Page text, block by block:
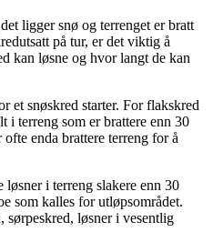
ligger snø og terrenget er bratt
på tur, er det viktig å
kan løsne og hvor langt de kan
et snøskred starter. For flakskred
i terreng som er brattere enn 30
enda brattere terreng for å
i terreng slakere enn 30
som kalles for utløpsområdet.
sørpeskred, løsner i vesentlig